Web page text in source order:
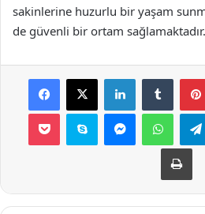
sakinlerine huzurlu bir yaşam
de güvenli bir ortam sağlamaktadır.
Facebook
X LinkedInTumblr
Pocket Skype Messenger